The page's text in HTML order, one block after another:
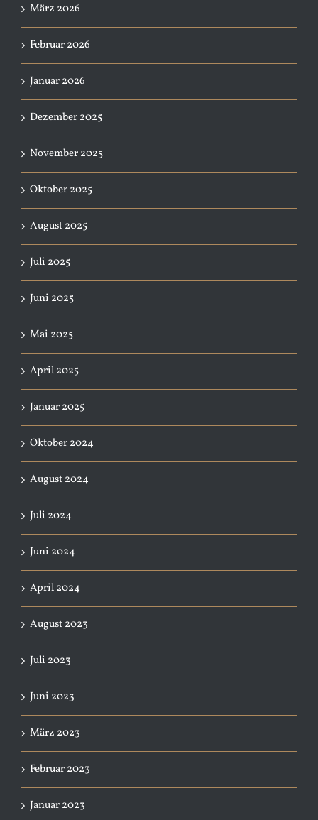
März 2026
Februar 2026
Januar 2026
Dezember 2025
November 2025
Oktober 2025
August 2025
Juli 2025
Juni 2025
Mai 2025
April 2025
Januar 2025
Oktober 2024
August 2024
Juli 2024
Juni 2024
April 2024
August 2023
Juli 2023
Juni 2023
März 2023
Februar 2023
Januar 2023